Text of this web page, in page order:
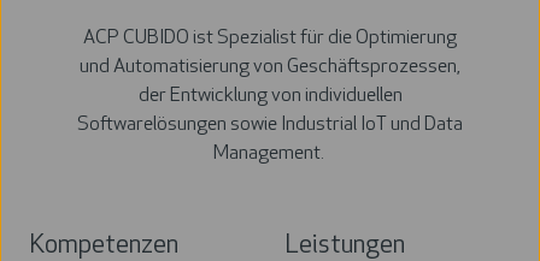
ACP CUBIDO ist Spezialist für die Optimierung
und Automatisierung von Geschäftsprozessen,
der Entwicklung von individuellen
Softwarelösungen sowie Industrial IoT und Data
Management.
Kompetenzen Leistungen